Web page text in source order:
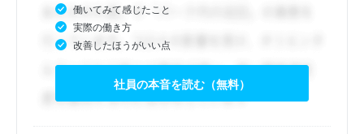
働いてみて感じたこと
実際の働き方
改善したほうがいい点
社員の本音を読む（無料）